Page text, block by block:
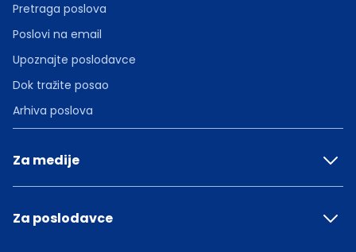
Pretraga poslova
Poslovi na email
Upoznajte poslodavce
Dok tražite posao
Arhiva poslova
Za medije
Za poslodavce